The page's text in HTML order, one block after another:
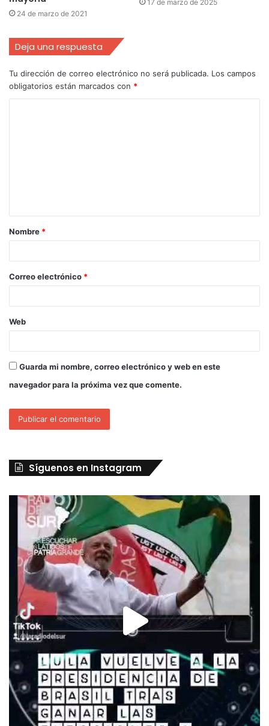
24 de marzo de 2021
17 de marzo de 2025
Deja una respuesta
Tu dirección de correo electrónico no será publicada. Los campos
obligatorios están marcados con *
Nombre *
Correo electrónico *
Web
Guarda mi nombre, correo electrónico y web en este
navegador para la próxima vez que comente.
Síguenos en Instagram